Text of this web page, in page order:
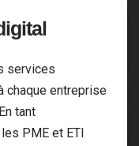
services
chaque entreprise
tant
PME et ETI